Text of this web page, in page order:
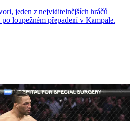
jeden z nejviditelnějších hráčů
loupežném přepadení v Kampale.